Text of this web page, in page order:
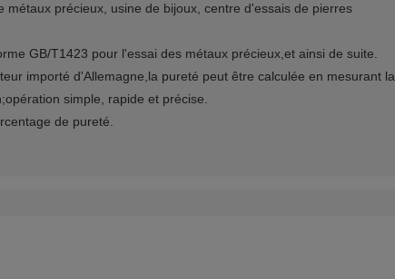
précieux, usine de bijoux, centre d'essais de pierres
GB/T1423 pour l'essai des métaux précieux,et ainsi de suite.
importé d'Allemagne,la pureté peut être calculée en mesurant la
simple, rapide et précise.
de pureté.